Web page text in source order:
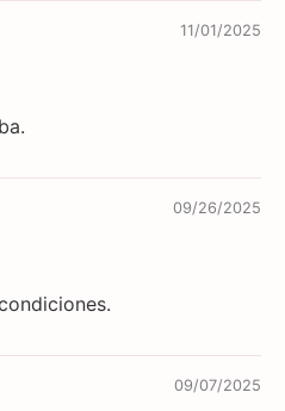
11/01/2025
09/26/2025
09/07/2025